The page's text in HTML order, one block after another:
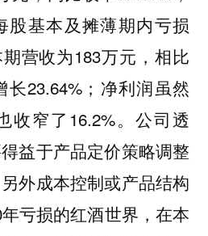
股基本及摊薄期内亏损
营收为183万元，相比
23.64%；净利润虽然
收窄了16.2%。公司透
益于产品定价策略调整
外成本控制或产品结构
亏损的红酒世界，在本